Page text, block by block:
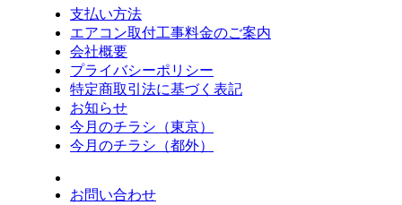
支払い方法
エアコン取付工事料金のご案内
会社概要
プライバシーポリシー
特定商取引法に基づく表記
お知らせ
今月のチラシ（東京）
今月のチラシ（都外）
お問い合わせ